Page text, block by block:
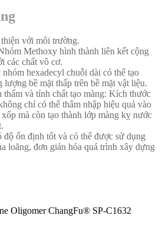
với môi trường.
Methoxy hình thành liên kết cộng
các chất vô cơ.
hexadecyl chuỗi dài có thể tạo
lượng bề mặt thấp trên bề mặt vật liệu.
thấm và tính chất tạo màng: Kích thước
chỉ có thể thâm nhập hiệu quả vào
mà còn tạo thành lớp màng kỵ nước
độ ổn định tốt và có thể được sử dụng
loãng, đơn giản hóa quá trình xây dựng
Oligomer ChangFu® SP-C1632